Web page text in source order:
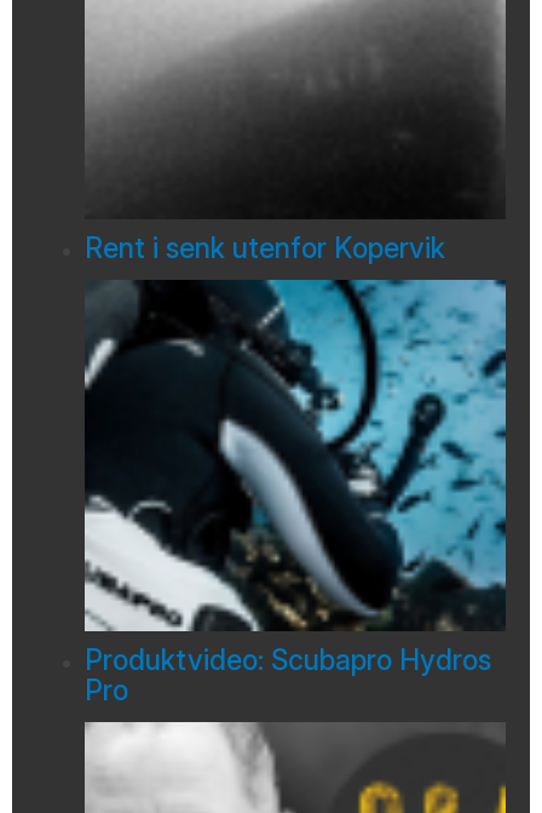
Rent i senk utenfor Kopervik
Produktvideo: Scubapro Hydros
Pro